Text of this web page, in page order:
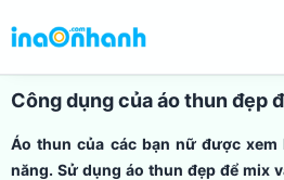
Công dụng của áo thun đẹp
Áo thun của các bạn nữ được
năng. Sử dụng áo thun đẹp để mix